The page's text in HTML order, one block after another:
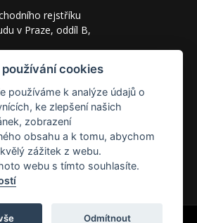
rejstříku
v Praze, oddíl B,
9.00 – 15.00 hod.
cookies
používáme k analýze údajů o
ke zlepšení našich
zobrazení
obsahu a k tomu, abychom
zážitek z webu.
webu s tímto souhlasíte.
Odmítnout